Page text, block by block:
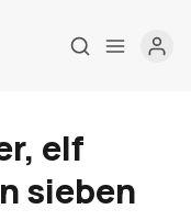
elf
sieben